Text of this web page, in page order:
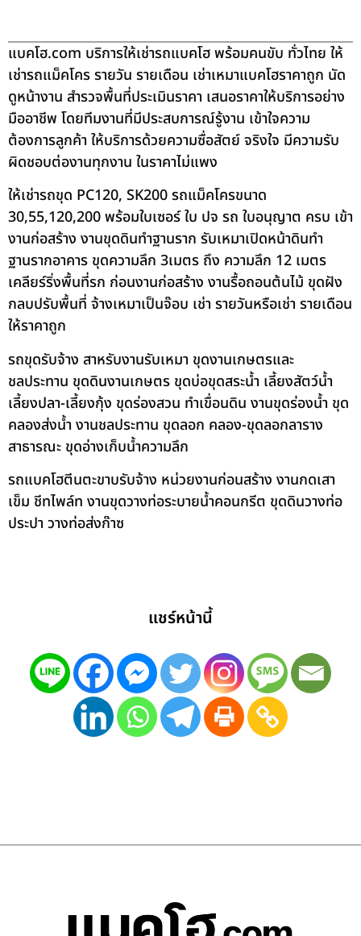
แบคโฮ.com บริการให้เช่ารถแบคโฮ พร้อมคนขับ ทั่วไทย ให้
เช่ารถแม็คโคร รายวัน รายเดือน เช่าเหมาแบคโฮราคาถูก นัด
ดูหน้างาน สำรวจพื้นที่ประเมินราคา เสนอราคาให้บริการอย่าง
มืออาชีพ โดยทีมงานที่มีประสบการณ์รู้งาน เข้าใจความ
ต้องการลูกค้า ให้บริการด้วยความซื่อสัตย์ จริงใจ มีความรับ
ผิดชอบต่องานทุกงาน ในราคาไม่แพง
ให้เช่ารถขุด PC120, SK200 รถแม็คโครขนาด
30,55,120,200 พร้อมใบเซอร์ ใบ ปจ รถ ใบอนุญาต ครบ เข้า
งานก่อสร้าง งานขุดดินทำฐานราก รับเหมาเปิดหน้าดินทำ
ฐานรากอาคาร ขุดความลึก 3เมตร ถึง ความลึก 12 เมตร
เคลียร์ริ่งพื้นที่รก ก่อนงานก่อสร้าง งานรื้อถอนต้นไม้ ขุดฝัง
กลบปรับพื้นที่ จ้างเหมาเป็นจ๊อบ เช่า รายวันหรือเช่า รายเดือน
ให้ราคาถูก
รถขุดรับจ้าง สาหรับงานรับเหมา ขุดงานเกษตรและ
ชลประทาน ขุดดินงานเกษตร ขุดบ่อขุดสระน้ำ เลี้ยงสัตว์น้ำ
เลี้ยงปลา-เลี้ยงกุ้ง ขุดร่องสวน ทำเขื่อนดิน งานขุดร่องน้ำ ขุด
คลองส่งน้ำ งานชลประทาน ขุดลอก คลอง-ขุดลอกลาราง
สาธารณะ ขุดอ่างเก็บน้ำความลึก
รถแบคโฮตีนตะขาบรับจ้าง หน่วยงานก่อนสร้าง งานกดเสา
เข็ม ชีทไพล์ท งานขุดวางท่อระบายน้ำคอนกรีต ขุดดินวางท่อ
ประปา วางท่อส่งก๊าซ
แชร์หน้านี้